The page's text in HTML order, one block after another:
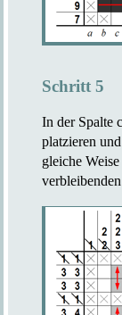
Schritt 5
In der Spalte
platzieren
gleiche